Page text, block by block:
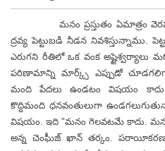
మనం ప్రస్తుతం ఏమాత్రం వెరపు
ద్రవ్య పెట్టుబడి నీడన నివశిస్తున్నాము.
ఎరుగని రీతిలో ఒక వంక అష్టైశ్వర్యాలు
పరిణామాన్ని మార్క్స్ ఎప్పుడో
మంది పేదలు ఉండటం విషయం కాదు.
కొద్దిమంది ధనవంతులుగా
విషయం. ఇది "మనం గెలవటమే కాదు.
అన్న చెంఘీజ్ ఖాన్ తర్కం.